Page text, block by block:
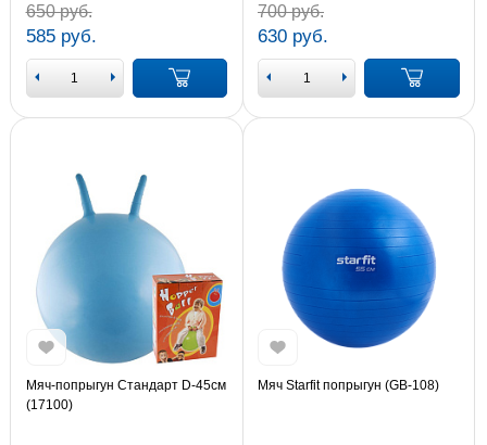
650 руб.
585 руб.
700 руб.
630 руб.
Мяч-попрыгун Стандарт D-45см
(17100)
Мяч Starfit попрыгун (GB-108)